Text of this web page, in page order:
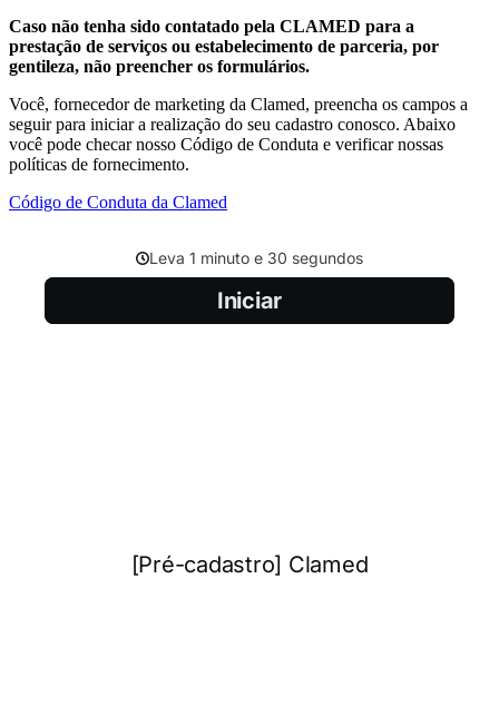
Caso não tenha sido contatado pela CLAMED para a
prestação de serviços ou estabelecimento de parceria, por
gentileza, não preencher os formulários.
Você, fornecedor de marketing da Clamed, preencha os campos a
seguir para iniciar a realização do seu cadastro conosco. Abaixo
você pode checar nosso Código de Conduta e verificar nossas
políticas de fornecimento.
Código de Conduta da Clamed